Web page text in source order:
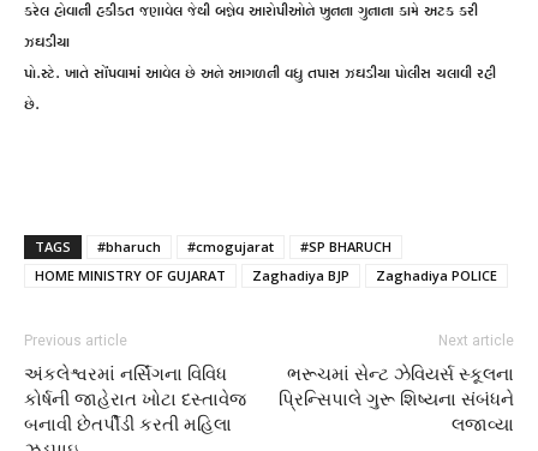
કરેલ હોવાની હકીકત જણાવેલ જેથી બન્નેવ આરોપીઓને ખુનના ગુનાના કામે અટક કરી
ઝઘડીયા
પો.સ્ટે. ખાતે સોંપવામાં આવેલ છે અને આગળની વધુ તપાસ ઝઘડીયા પોલીસ ચલાવી રહી
છે.
TAGS #bharuch #cmogujarat
#SP BHARUCH
HOME MINISTRY OF GUJARAT
Zaghadiya BJP Zaghadiya POLICE
Previous article
અંકલેશ્વરમાં નર્સિંગના વિવિધ
કોર્ષની જાહેરાત ખોટા દસ્તાવેજ
બનાવી છેતર્પીંડી કરતી મહિલા
Next article
ભરૂચમાં સેન્ટ ઝેવિયર્સ સ્કૂલના
પ્રિન્સિપાલે ગુરૂ શિષ્યના સંબંધને
લજાવ્યા